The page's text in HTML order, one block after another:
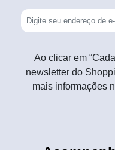
Ao clicar em
newsletter do
mais informações